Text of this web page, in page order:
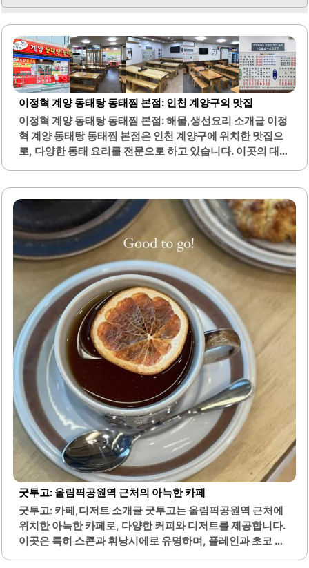
이정혁 계양 동태탕 동태찜 본점: 인천 계양구의 맛집
이정혁 계양 동태탕 동태찜 본점: 해물,생선요리 소개글 이정
혁 계양 동태탕 동태찜 본점은 인천 계양구에 위치한 맛집으
로, 다양한 동태 요리를 전문으로 하고 있습니다. 이곳의 대표
져 비린내가 없고, 크기도 적당하여 많은 손님들에게 사랑받
고 있습니다.또한, 알곤이찜은 전분기가 없고 깔끔한 맛으로
인기를 끌고 있으며, 양념과 함께 제공되는 신선한 재료들이
조화를 이루어 더욱 맛있습니다. 이정혁 계양 동태탕 동태찜
본점은 24시간 영업을 하여 언제든지 방문할 수 있는 편리함
이 있습니다. 다양한 메뉴가 준비되어 있어 가족 단위 손님이
나 친구들과 함께 방문하기에 적합합니다.특히, 동태탕과 함
께 제공되는 밑반찬인 조개젓은 고소하고 신선하여 많은 손
님들에게 호평을 받고..
굿투고: 올림픽공원역 근처의 아늑한 카페
굿투고: 카페,디저트 소개글 굿투고는 올림픽공원역 근처에
위치한 아늑한 카페로, 다양한 커피와 디저트를 제공합니다.
이곳은 특히 스콘과 휘낭시에로 유명하며, 플레인과 초코 스